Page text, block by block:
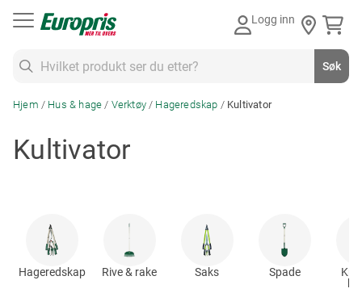
Logg inn
Søk
Hjem Hus & hage Verktøy Hageredskap Kultivator
Kultivator
Hageredskap Rive & rake Saks Spade